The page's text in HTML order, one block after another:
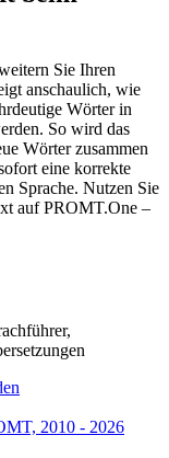
Sie Ihren
anschaulich, wie
Wörter in
So wird das
Wörter zusammen
eine korrekte
Sprache. Nutzen Sie
auf PROMT.One –
2010 - 2026